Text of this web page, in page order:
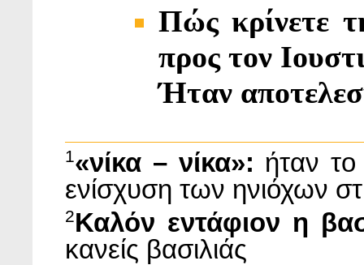
Πώς κρίνετε
προς τον
Ήταν
1«νίκα – νίκα»: ήταν
ενίσχυση των ηνιόχων
2Καλόν εντάφιον η
κανείς βασιλιάς